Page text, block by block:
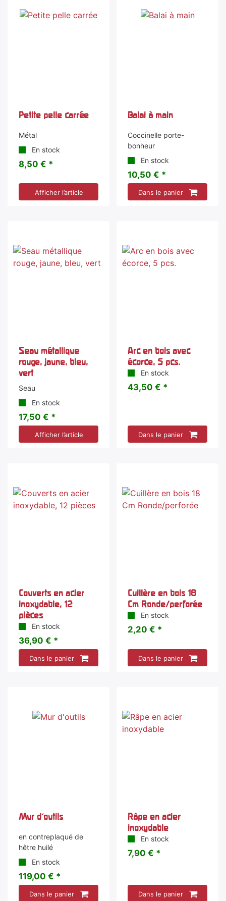
Petite pelle carrée
Métal
En stock
8,50 € *
Afficher l’article
Balai à main
Coccinelle porte-
bonheur
En stock
10,50 € *
Dans le panier
Seau métallique
rouge, jaune, bleu,
vert
Seau
En stock
17,50 € *
Afficher l’article
Arc en bois avec
écorce, 5 pcs.
En stock
43,50 € *
Dans le panier
Couverts en acier
inoxydable, 12
pièces
En stock
36,90 € *
Dans le panier
Cuillère en bois 18
Cm Ronde/perforée
En stock
2,20 € *
Dans le panier
Mur d'outils
en contreplaqué de
hêtre huilé
En stock
119,00 € *
Dans le panier
Râpe en acier
inoxydable
En stock
7,90 € *
Dans le panier